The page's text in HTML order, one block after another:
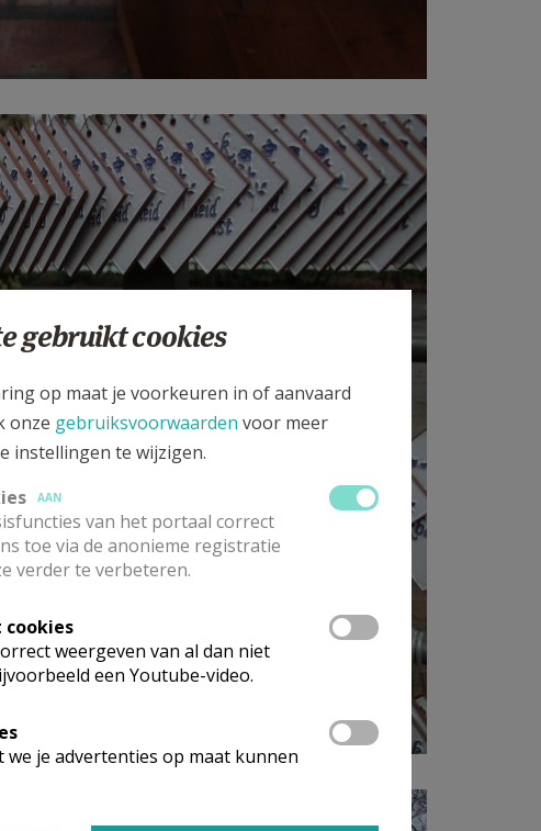
gebruikt cookies
op maat je voorkeuren in of aanvaard
onze gebruiksvoorwaarden voor meer
instellingen te wijzigen.
AAN
van het portaal correct
toe via de anonieme registratie
verder te verbeteren.
cookies
weergeven van al dan niet
een Youtube-video.
je advertenties op maat kunnen